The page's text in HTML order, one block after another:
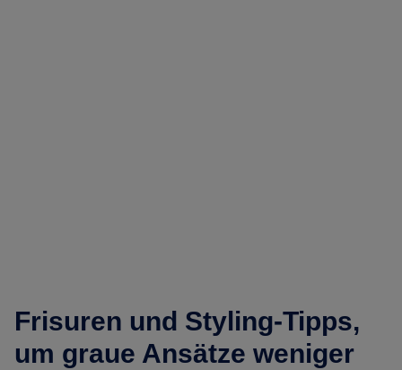
Frisuren und Styling-Tipps,
um graue Ansätze weniger